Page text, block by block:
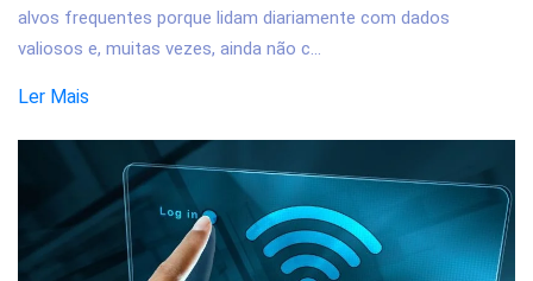
alvos frequentes porque lidam diariamente com dados
valiosos e, muitas vezes, ainda não c...
Ler Mais